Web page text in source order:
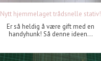
Nytt hjemmelaget trådsnelle stativ!
Er så heldig å være gift med en
handyhunk! Så denne ideen...